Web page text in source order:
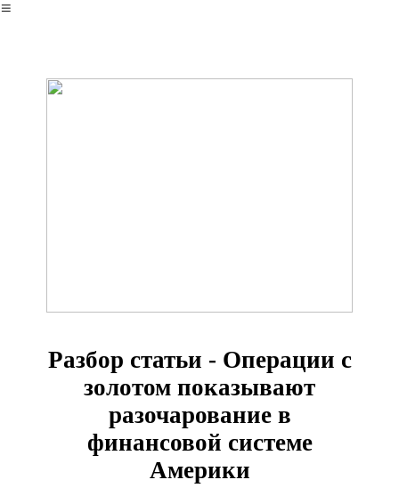
︎
Разбор статьи - Операции с
золотом показывают
разочарование в
финансовой системе
Америки